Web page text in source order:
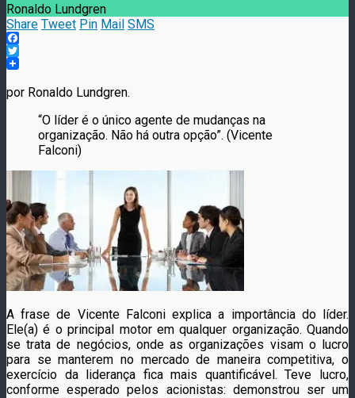
Ronaldo Lundgren
Share Tweet Pin Mail SMS
Facebook
Twitter
por Ronaldo Lundgren.
“O líder é o único agente de mudanças na
organização. Não há outra opção”. (Vicente
Falconi)
A frase de Vicente Falconi explica a importância do líder.
Ele(a) é o principal motor em qualquer organização. Quando
se trata de negócios, onde as organizações visam o lucro
para se manterem no mercado de maneira competitiva, o
exercício da liderança fica mais quantificável. Teve lucro,
conforme esperado pelos acionistas: demonstrou ser um